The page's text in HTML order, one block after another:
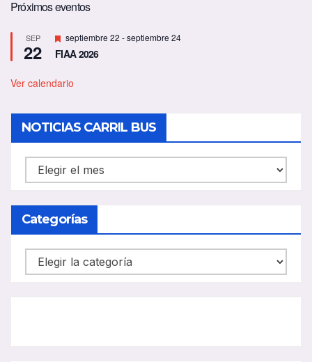
Próximos eventos
SEP
22
D
e
s
a
d
o
septiembre 22 -septiembre 24
FIAA 2026
Ver calendario
NOTICIAS CARRIL BUS
NOTICIAS
CARRIL
BUS
Categorías
Categorías